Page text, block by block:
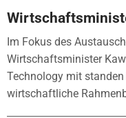
Im Fokus des
Wirtschaftsminister
Technology mit
wirtschaftliche